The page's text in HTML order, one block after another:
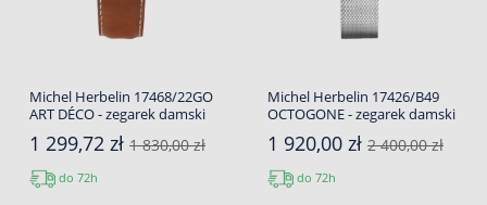
Michel Herbelin 17468/22GO
ART DÉCO - zegarek damski
1 299,72 zł 1 830,00 zł
do 72h
Michel Herbelin 17426/B49
OCTOGONE - zegarek damski
1 920,00 zł 2 400,00 zł
do 72h